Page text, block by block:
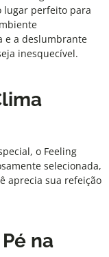
lugar perfeito para
e a deslumbrante
inesquecível.
o Feeling
selecionada,
aprecia sua refeição
na